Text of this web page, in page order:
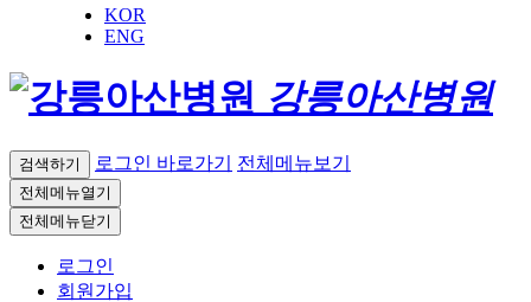
KOR
ENG
강릉아산병원
검색하기 로그인 바로가기 전체메뉴보기
전체메뉴열기
전체메뉴닫기
로그인
회원가입